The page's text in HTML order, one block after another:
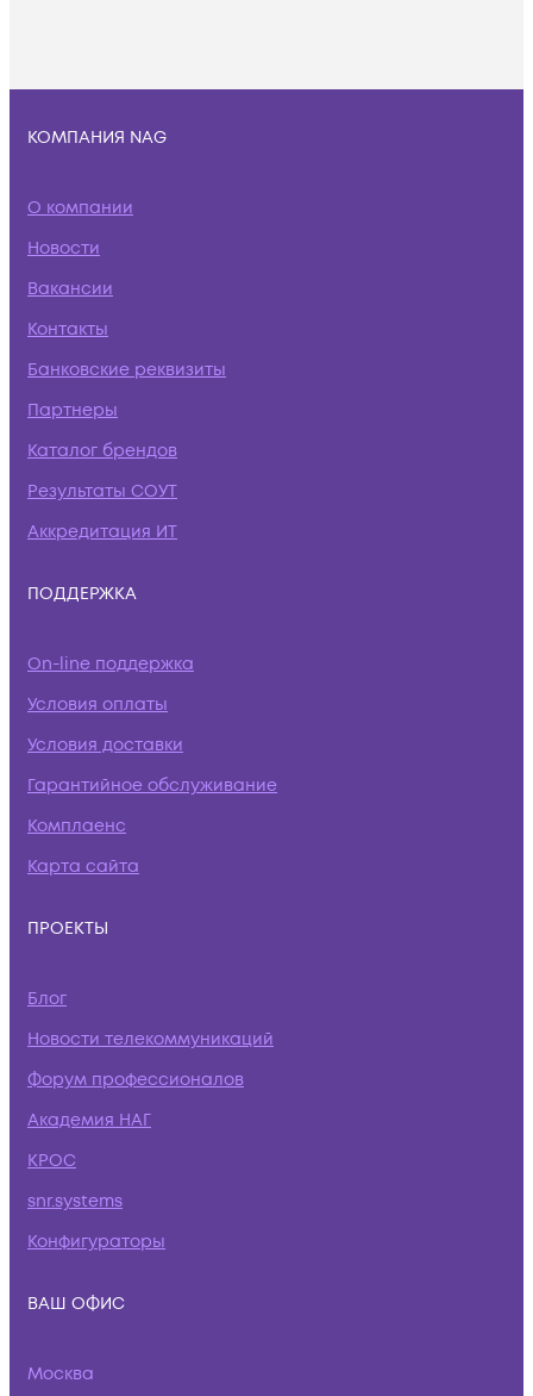
КОМПАНИЯ NAG
О компании
Новости
Вакансии
Контакты
Банковские реквизиты
Партнеры
Каталог брендов
Результаты СОУТ
Аккредитация ИТ
ПОДДЕРЖКА
On-line поддержка
Условия оплаты
Условия доставки
Гарантийное обслуживание
Комплаенс
Карта сайта
ПРОЕКТЫ
Блог
Новости телекоммуникаций
Форум профессионалов
Академия НАГ
КРОС
snr.systems
Конфигураторы
ВАШ ОФИС
Москва